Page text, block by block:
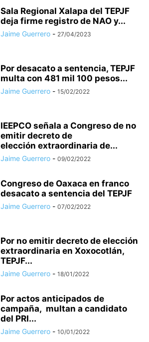
Sala Regional Xalapa del TEPJF
deja firme registro de NAO y...
Jaime Guerrero - 27/04/2023
Por desacato a sentencia, TEPJF
multa con 481 mil 100 pesos...
Jaime Guerrero - 15/02/2022
IEEPCO señala a Congreso de no
emitir decreto de
elección extraordinaria de...
Jaime Guerrero - 09/02/2022
Congreso de Oaxaca en franco
desacato a sentencia del TEPJF
Jaime Guerrero - 07/02/2022
Por no emitir decreto de elección
extraordinaria en Xoxocotlán,
TEPJF...
Jaime Guerrero - 18/01/2022
Por actos anticipados de
campaña, multan a candidato
del PRI...
Jaime Guerrero - 10/01/2022